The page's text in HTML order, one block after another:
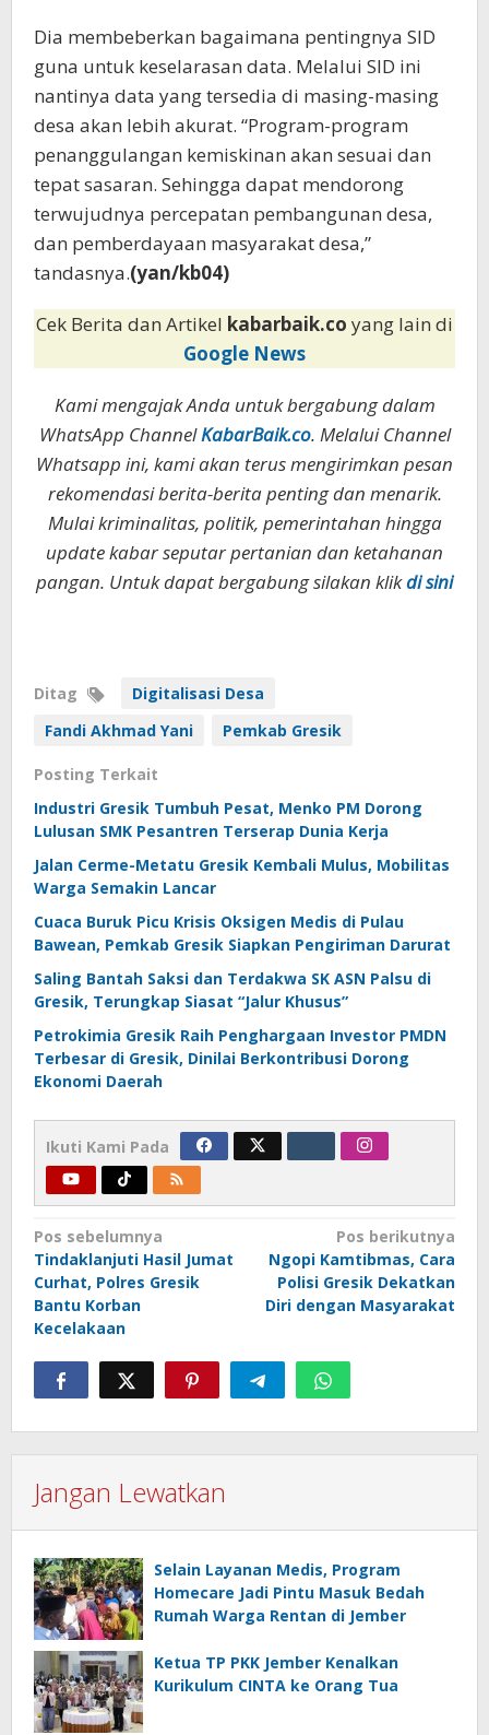
Dia membeberkan bagaimana pentingnya SID
guna untuk keselarasan data. Melalui SID ini
nantinya data yang tersedia di masing-masing
desa akan lebih akurat. “Program-program
penanggulangan kemiskinan akan sesuai dan
tepat sasaran. Sehingga dapat mendorong
terwujudnya percepatan pembangunan desa,
dan pemberdayaan masyarakat desa,”
tandasnya.(yan/kb04)
Cek Berita dan Artikel kabarbaik.co yang lain di
Google News
Kami mengajak Anda untuk bergabung dalam
WhatsApp ChannelKabarBaik.co. Melalui Channel
Whatsapp ini, kami akan terus mengirimkan pesan
rekomendasi berita-berita penting dan menarik.
Mulai kriminalitas, politik, pemerintahan hingga
update kabar seputar pertanian dan ketahanan
pangan. Untuk dapat bergabung silakan klikdi sini
Ditag
Digitalisasi Desa
Fandi Akhmad Yani
Pemkab Gresik
Posting Terkait
Industri Gresik Tumbuh Pesat, Menko PM Dorong
Lulusan SMK Pesantren Terserap Dunia Kerja
Jalan Cerme-Metatu Gresik Kembali Mulus, Mobilitas
Warga Semakin Lancar
Cuaca Buruk Picu Krisis Oksigen Medis di Pulau
Bawean, Pemkab Gresik Siapkan Pengiriman Darurat
Saling Bantah Saksi dan Terdakwa SK ASN Palsu di
Gresik, Terungkap Siasat “Jalur Khusus”
Petrokimia Gresik Raih Penghargaan Investor PMDN
Terbesar di Gresik, Dinilai Berkontribusi Dorong
Ekonomi Daerah
Ikuti Kami Pada
Navigasi
pos
Pos sebelumnya
Tindaklanjuti Hasil Jumat
Curhat, Polres Gresik
Bantu Korban
Kecelakaan
Pos berikutnya
Ngopi Kamtibmas, Cara
Polisi Gresik Dekatkan
Diri dengan Masyarakat
Jangan Lewatkan
Selain Layanan Medis, Program
Homecare Jadi Pintu Masuk Bedah
Rumah Warga Rentan di Jember
Ketua TP PKK Jember Kenalkan
Kurikulum CINTA ke Orang Tua